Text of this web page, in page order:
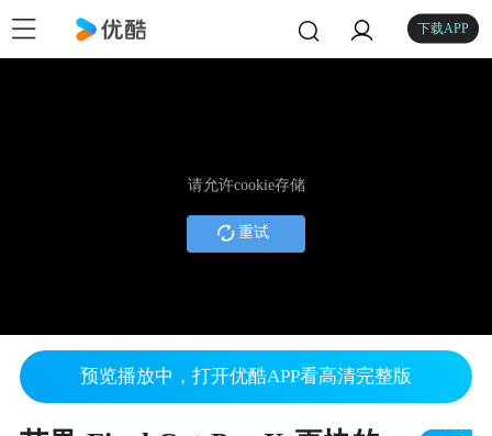
下载APP
请允许cookie存储
重试
预览播放中，打开优酷APP看高清完整版